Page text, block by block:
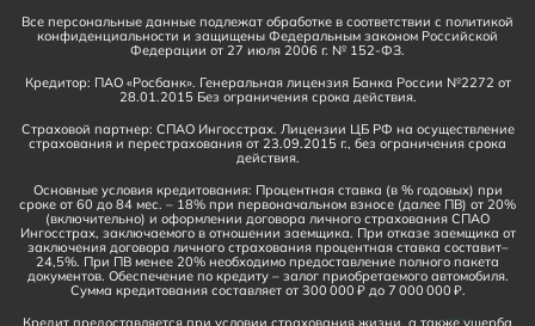
Все персональные данные подлежат обработке в соответствии с политикой
конфиденциальности и защищены Федеральным законом Российской
Федерации от 27 июля 2006 г. № 152-ФЗ.
Кредитор: ПАО «Росбанк». Генеральная лицензия Банка России №2272 от
28.01.2015 Без ограничения срока действия.
Страховой партнер: СПАО Ингосстрах. Лицензии ЦБ РФ на осуществление
страхования и перестрахования от 23.09.2015 г., без ограничения срока
действия.
Основные условия кредитования: Процентная ставка (в % годовых) при
сроке от 60 до 84 мес. – 18% при первоначальном взносе (далее ПВ) от 20%
(включительно) и оформлении договора личного страхования СПАО
Ингосстрах, заключаемого в отношении заемщика. При отказе заемщика от
заключения договора личного страхования процентная ставка составит–
24,5%. При ПВ менее 20% необходимо предоставление полного пакета
документов. Обеспечение по кредиту – залог приобретаемого автомобиля.
Сумма кредитования составляет от 300 000 ₽ до 7 000 000 ₽.